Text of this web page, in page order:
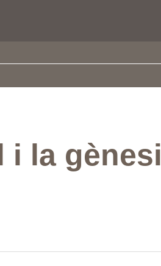
i la gènesi